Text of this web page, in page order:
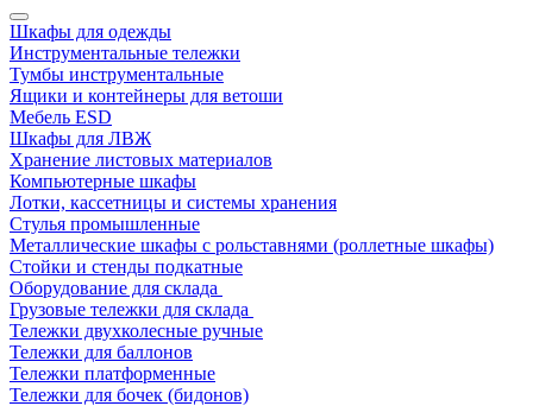
Шкафы для одежды
Инструментальные тележки
Тумбы инструментальные
Ящики и контейнеры для ветоши
Мебель ESD
Шкафы для ЛВЖ
Хранение листовых материалов
Компьютерные шкафы
Лотки, кассетницы и системы хранения
Стулья промышленные
Металлические шкафы с рольставнями (роллетные шкафы)
Стойки и стенды подкатные
Оборудование для склада
Грузовые тележки для склада
Тележки двухколесные ручные
Тележки для баллонов
Тележки платформенные
Тележки для бочек (бидонов)